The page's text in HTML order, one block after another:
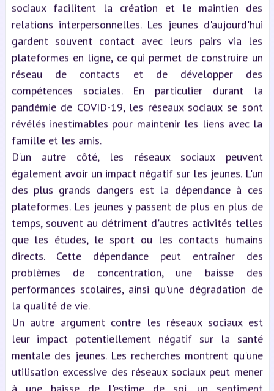
sociaux facilitent la création et le maintien des
relations interpersonnelles. Les jeunes d'aujourd'hui
gardent souvent contact avec leurs pairs via les
plateformes en ligne, ce qui permet de construire un
réseau de contacts et de développer des
compétences sociales. En particulier durant la
pandémie de COVID-19, les réseaux sociaux se sont
révélés inestimables pour maintenir les liens avec la
famille et les amis.
D'un autre côté, les réseaux sociaux peuvent
également avoir un impact négatif sur les jeunes. L'un
des plus grands dangers est la dépendance à ces
plateformes. Les jeunes y passent de plus en plus de
temps, souvent au détriment d'autres activités telles
que les études, le sport ou les contacts humains
directs. Cette dépendance peut entraîner des
problèmes de concentration, une baisse des
performances scolaires, ainsi qu'une dégradation de
la qualité de vie.
Un autre argument contre les réseaux sociaux est
leur impact potentiellement négatif sur la santé
mentale des jeunes. Les recherches montrent qu'une
utilisation excessive des réseaux sociaux peut mener